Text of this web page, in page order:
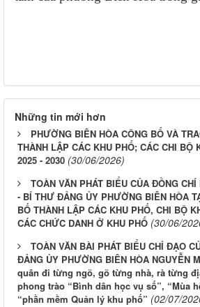
Những tin mới hơn
PHƯỜNG BIÊN HÒA CÔNG BỐ VÀ
THÀNH LẬP CÁC KHU PHỐ; CÁC CHI BỘ
2025 - 2030 (30/06/2026)
TOÀN VĂN PHÁT BIỂU CỦA ĐỒNG
- BÍ THƯ ĐẢNG ỦY PHƯỜNG BIÊN HÒA
BỐ THÀNH LẬP CÁC KHU PHỐ, CHI BỘ
CÁC CHỨC DANH Ở KHU PHỐ (30/06/
TOÀN VĂN BÀI PHÁT BIỂU CHỈ ĐẠO
ĐẢNG ỦY PHƯỜNG BIÊN HÒA NGUYỄN
quân đi từng ngõ, gõ từng nhà, rà từng
phong trào “Bình dân học vụ số”, “Mùa
“phần mềm Quản lý khu phố” (02/07/